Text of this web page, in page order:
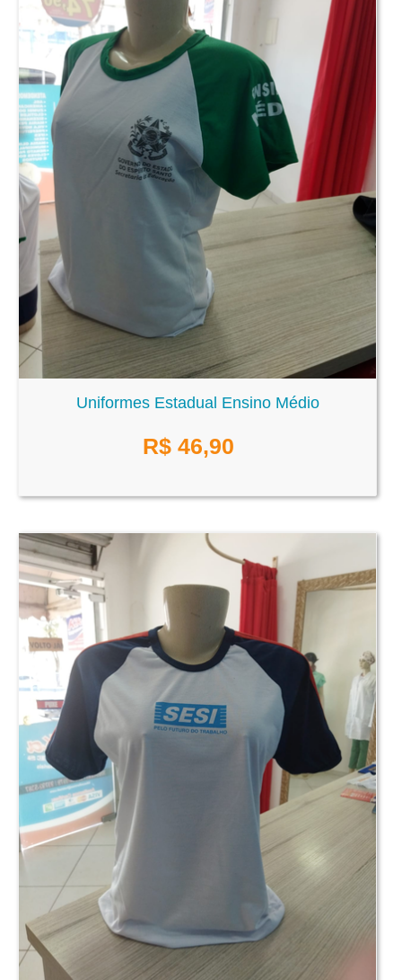
Uniformes Estadual Ensino Médio
R$ 46,90